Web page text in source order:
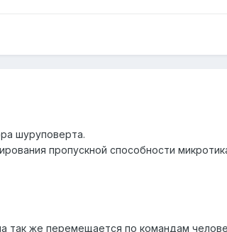
шуруповерта.
пропускной способности
же перемещается по командам